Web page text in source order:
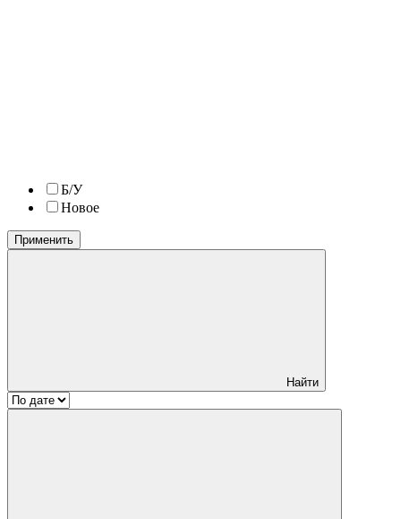
Б/У
Новое
Применить
Найти